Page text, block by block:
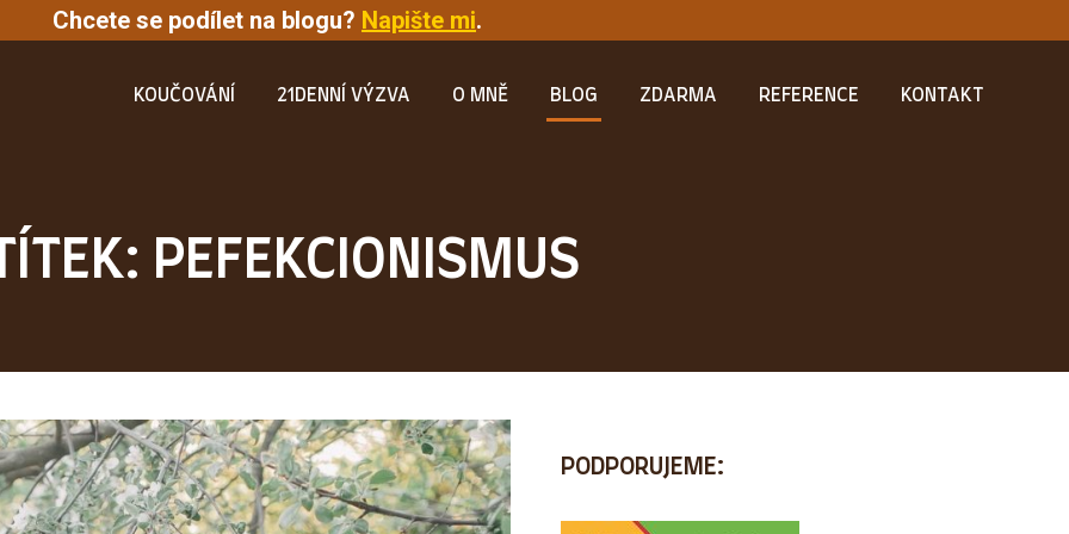
Chcete se podílet na blogu? Napište mi.
KOUČOVÁNÍ 21DENNÍ VÝZVA O MNĚ BLOG ZDARMA REFERENCE KONTAKT
PEFEKCIONISMUS
PODPORUJEME: